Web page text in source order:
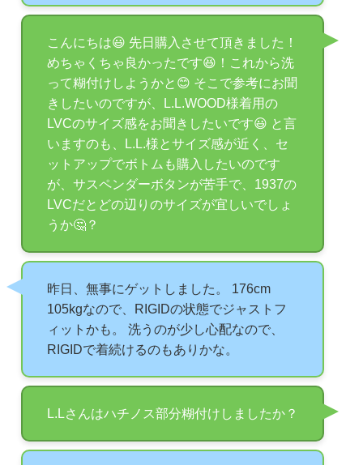
こんにちは😃 先日購入させて頂きました！
めちゃくちゃ良かったです😆！これから洗
って糊付けしようかと😊 そこで参考にお聞
きしたいのですが、L.L.WOOD様着用の
LVCのサイズ感をお聞きしたいです😃 と言
いますのも、L.L.様とサイズ感が近く、セ
ットアップでボトムも購入したいのです
が、サスペンダーボタンが苦手で、1937の
LVCだとどの辺りのサイズが宜しいでしょ
うか🤔？
昨日、無事にゲットしました。 176cm
105kgなので、RIGIDの状態でジャストフ
ィットかも。 洗うのが少し心配なので、
RIGIDで着続けるのもありかな。
L.Lさんはハチノス部分糊付けしましたか？